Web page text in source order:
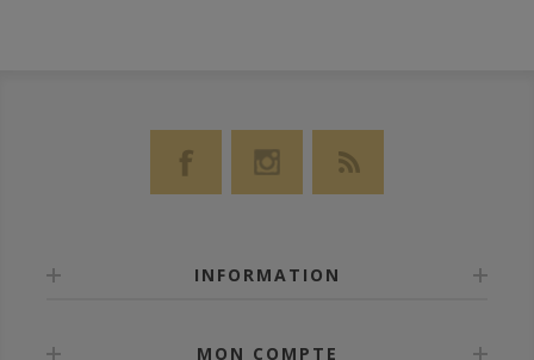
INFORMATION
MON COMPTE